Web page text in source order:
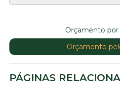
Orçamento
Orçamento
PÁGINAS